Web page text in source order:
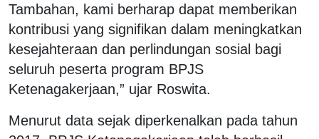
Tambahan, kami berharap dapat memberikan
kontribusi yang signifikan dalam meningkatkan
kesejahteraan dan perlindungan sosial bagi
seluruh peserta program BPJS
Ketenagakerjaan,” ujar Roswita.
Menurut data sejak diperkenalkan pada tahun